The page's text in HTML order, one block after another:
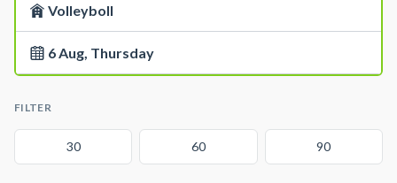
Volleyboll
6 Aug, Thursday
FILTER
30 60 90